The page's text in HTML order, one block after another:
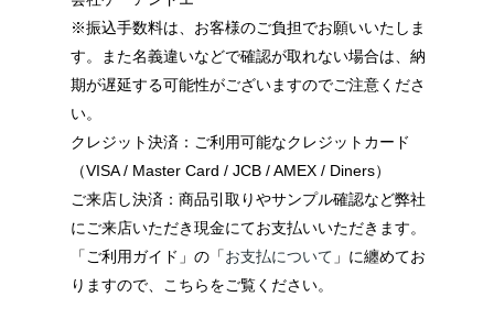
※振込手数料は、お客様のご負担でお願いいたしま
す。また名義違いなどで確認が取れない場合は、納
期が遅延する可能性がございますのでご注意くださ
い。
クレジット決済：ご利用可能なクレジットカード
（VISA / Master Card / JCB / AMEX / Diners）
ご来店し決済：商品引取りやサンプル確認など弊社
にご来店いただき現金にてお支払いいただきます。
「ご利用ガイド」の「お支払について 」に纏めてお
りますので、こちらをご覧ください。